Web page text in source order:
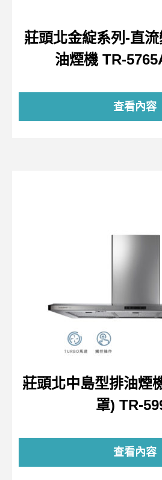
莊頭北金綻系列-直
油煙機 TR-
查看內容
莊頭北中島型排油煙
罩) TR-
查看內容